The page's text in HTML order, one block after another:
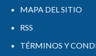
MAPA DEL SITIO
RSS
TÉRMINOS Y